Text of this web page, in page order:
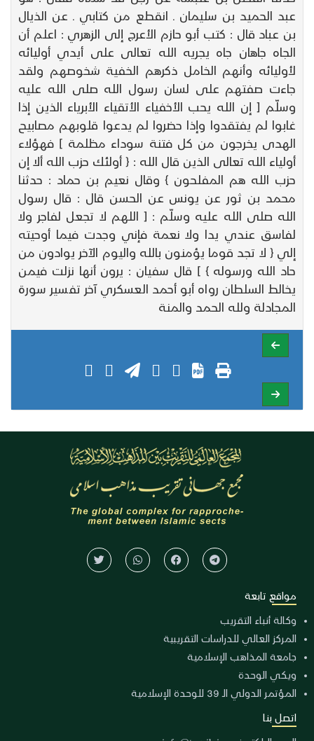
عبد الحميد بن سليمان ـ انقطع من كتابي ـ عن الذيال
بن عباد قال : كتب أبو حازم الأعرج إلى الزهري : اعلم أن
الجاه جاهان جاه يجريه الله تعالى على أيدي أوليائه
لأوليائه وأنهم الخامل ذكرهم الخفية شخوصهم ولقد
جاءت صفتهم على لسان رسول الله صلى الله عليه
وسلّم [ إن الله يحب الأخفياء الأتقياء الأبرياء الذين إذا
غابوا لم يفتقدوا وإذا حضروا لم يدعوا قلوبهم مصابيح
الهدى يخرجون من كل فتنة سوداء مظلمة ] فهؤلاء
أولياء الله تعالى الذين قال الله : { أولئك حزب الله ألا إن
حزب الله هم المفلحون } وقال نعيم بن حماد : حدثنا
محمد بن ثور عن يونس عن الحسن قال : قال رسول
الله صلى الله عليه وسلّم : [ اللهم لا تجعل لفاجر ولا
لفاسق عندي يدا ولا نعمة فإني وجدت فيما أوحيته
إلي { لا تجد قوما يؤمنون بالله واليوم الآخر يوادون من
حاد الله ورسوله } ] قال سفيان : يرون أنها نزلت فيمن
يخالط السلطان رواه أبو أحمد العسكري آخر تفسير سورة
المجادلة ولله الحمد والمنة
مواقع تابعة
وكالة أنباء التقريب
المركز العالي للدراسات التقريبية
جامعة المذاهب الإسلامية
ويكي الوحدة
المؤتمر الدولي الـ 39 للوحدة الإسلامية
اتصل بنا